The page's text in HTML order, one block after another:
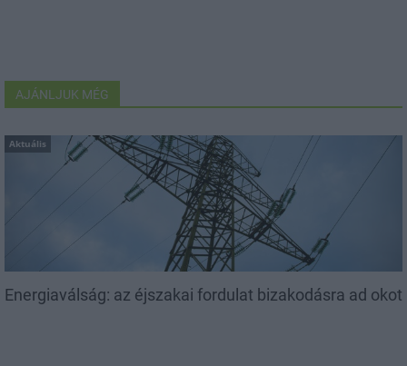
AJÁNLJUK MÉG
Aktuális
Energiaválság: az éjszakai fordulat bizakodásra ad okot